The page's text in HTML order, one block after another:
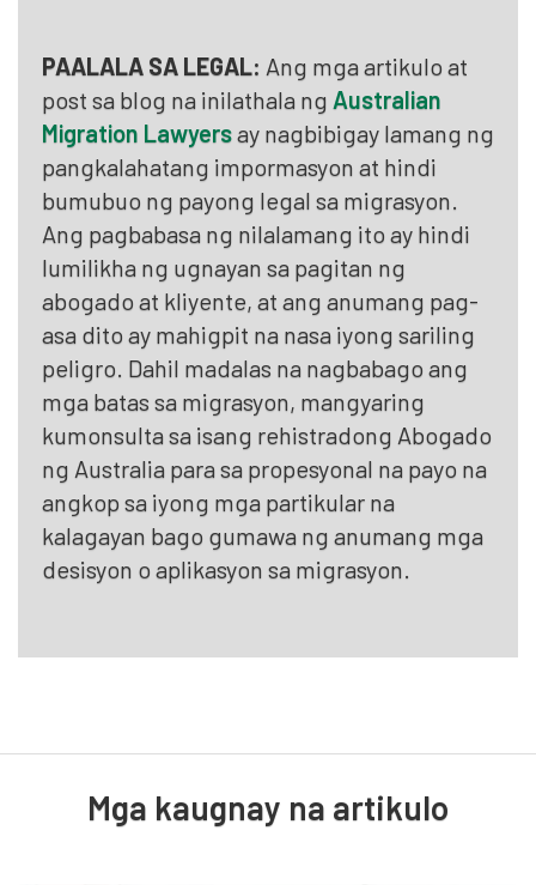
PAALALA SA LEGAL: Ang mga artikulo at
post sa blog na inilathala ng Australian
Migration Lawyersay nagbibigay lamang ng
pangkalahatang impormasyon at hindi
bumubuo ng payong legal sa migrasyon.
Ang pagbabasa ng nilalamang ito ay hindi
lumilikha ng ugnayan sa pagitan ng
abogado at kliyente, at ang anumang pag-
asa dito ay mahigpit na nasa iyong sariling
peligro. Dahil madalas na nagbabago ang
mga batas sa migrasyon, mangyaring
kumonsulta sa isang rehistradong Abogado
ng Australia para sa propesyonal na payo na
angkop sa iyong mga partikular na
kalagayan bago gumawa ng anumang mga
desisyon o aplikasyon sa migrasyon.
Mga kaugnay na artikulo